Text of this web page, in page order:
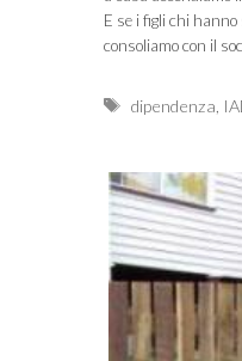
E se i figli chi
consoliamo con il
Tags
dipendenza